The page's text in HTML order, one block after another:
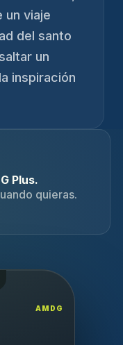
un viaje
del santo
un
inspiración
Plus.
quieras.
AMDG